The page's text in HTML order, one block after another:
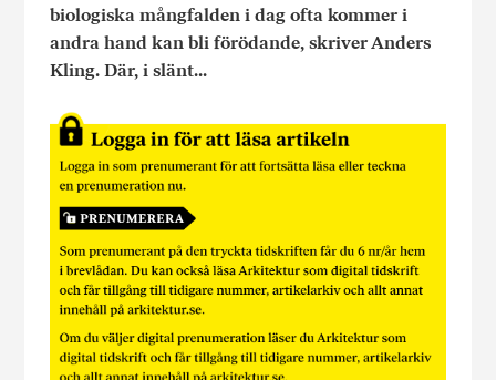
biologiska mångfalden i dag ofta kommer i
andra hand kan bli förödande, skriver Anders
Kling. Där, i slänt...